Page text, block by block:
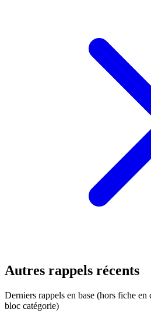
Autres rappels récents
Derniers rappels en base (hors fiche
bloc catégorie)